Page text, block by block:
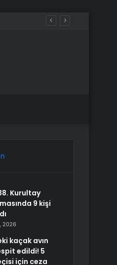
Kurultay
9 kişi
2026
kaçak avın
edildi! 5
için ceza